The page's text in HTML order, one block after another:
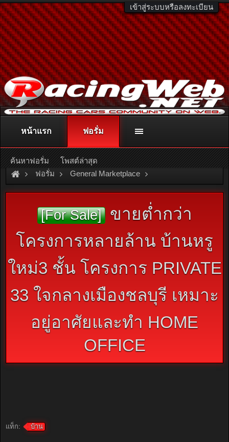
เข้าสู่ระบบหรือลงทะเบียน
ติดต่อลงโฆษณา racingweb@gmail.comหรือโทร. 081-811-1138
หรืออ่านรายละเอียดเพิ่มเติม คลิกที่นี่
ฟอรั่ม General Marketplace
สินค้าทั่วไป ไม่มีหมวดหมู่
[For Sale] ขายต่ำกว่า
โครงการหลายล้าน บ้านหรู
ใหม่3 ชั้น โครงการ PRIVATE
33 ใจกลางเมืองชลบุรี เหมาะ
อยู่อาศัยและทำ HOME
OFFICE
แท็ก: บ้าน
หน้าแรก ฟอรั่ม
ค้นหาฟอรั่ม โพสต์ล่าสุด